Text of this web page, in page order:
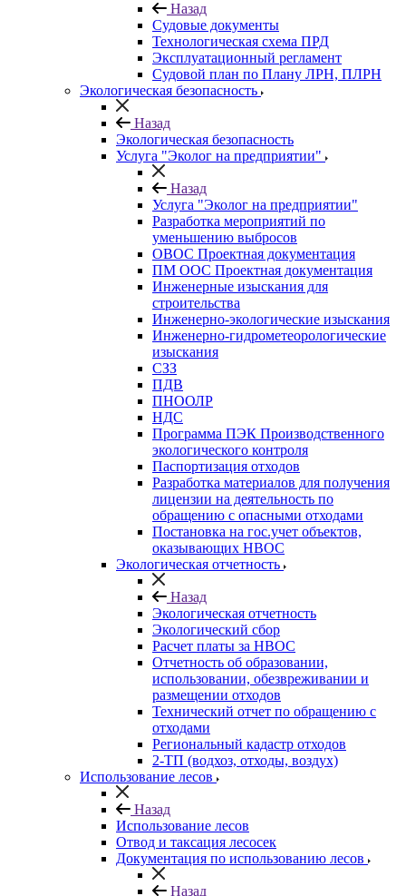
Назад
Судовые документы
Технологическая схема ПРД
Эксплуатационный регламент
Судовой план по Плану ЛРН, ПЛРН
Экологическая безопасность
Назад
Экологическая безопасность
Услуга "Эколог на предприятии"
Назад
Услуга "Эколог на предприятии"
Разработка мероприятий по
уменьшению выбросов
ОВОС Проектная документация
ПМ ООС Проектная документация
Инженерные изыскания для
строительства
Инженерно-экологические изыскания
Инженерно-гидрометеорологические
изыскания
СЗЗ
ПДВ
ПНООЛР
НДС
Программа ПЭК Производственного
экологического контроля
Паспортизация отходов
Разработка материалов для получения
лицензии на деятельность по
обращению с опасными отходами
Постановка на гос.учет объектов,
оказывающих НВОС
Экологическая отчетность
Назад
Экологическая отчетность
Экологический сбор
Расчет платы за НВОС
Отчетность об образовании,
использовании, обезвреживании и
размещении отходов
Технический отчет по обращению с
отходами
Региональный кадастр отходов
2-ТП (водхоз, отходы, воздух)
Использование лесов
Назад
Использование лесов
Отвод и таксация лесосек
Документация по использованию лесов
Назад